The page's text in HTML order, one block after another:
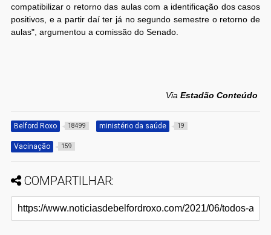
compatibilizar o retorno das aulas com a identificação dos casos
positivos, e a partir daí ter já no segundo semestre o retorno de
aulas", argumentou a comissão do Senado.
ViaEstadão Conteúdo
Belford Roxo 18499 ministério da saúde 19
Vacinação 159
COMPARTILHAR: